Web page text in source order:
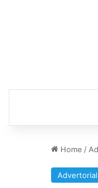
Home /
Advertorial